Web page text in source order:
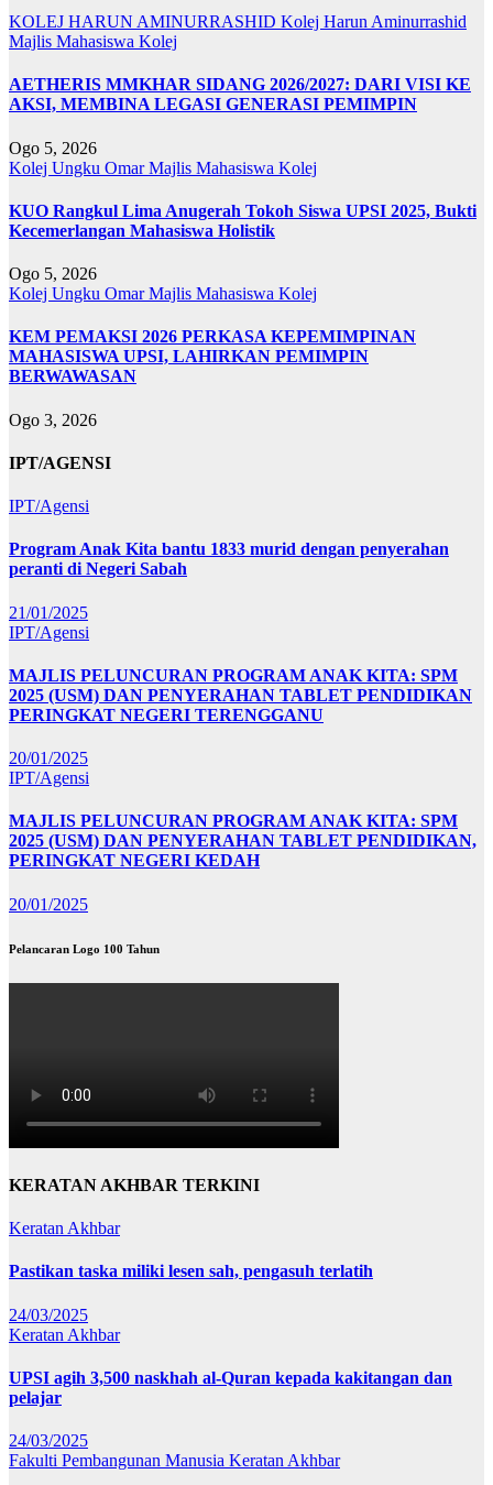
KOLEJ HARUN AMINURRASHID Kolej Harun Aminurrashid
Majlis Mahasiswa Kolej
AETHERIS MMKHAR SIDANG 2026/2027: DARI VISI KE
AKSI, MEMBINA LEGASI GENERASI PEMIMPIN
Ogo 5, 2026
Kolej Ungku OmarMajlis Mahasiswa Kolej
KUO Rangkul Lima Anugerah Tokoh Siswa UPSI 2025, Bukti
Kecemerlangan Mahasiswa Holistik
Ogo 5, 2026
Kolej Ungku OmarMajlis Mahasiswa Kolej
KEM PEMAKSI 2026 PERKASA KEPEMIMPINAN
MAHASISWA UPSI, LAHIRKAN PEMIMPIN
BERWAWASAN
Ogo 3, 2026
IPT/AGENSI
IPT/Agensi
Program Anak Kita bantu 1833 murid dengan penyerahan
peranti di Negeri Sabah
21/01/2025
IPT/Agensi
MAJLIS PELUNCURAN PROGRAM ANAK KITA: SPM
2025 (USM) DAN PENYERAHAN TABLET PENDIDIKAN
PERINGKAT NEGERI TERENGGANU
20/01/2025
IPT/Agensi
MAJLIS PELUNCURAN PROGRAM ANAK KITA: SPM
2025 (USM) DAN PENYERAHAN TABLET PENDIDIKAN,
PERINGKAT NEGERI KEDAH
20/01/2025
Pelancaran Logo 100 Tahun
KERATAN AKHBAR TERKINI
Keratan Akhbar
Pastikan taska miliki lesen sah, pengasuh terlatih
24/03/2025
Keratan Akhbar
UPSI agih 3,500 naskhah al-Quran kepada kakitangan dan
pelajar
24/03/2025
Fakulti Pembangunan Manusia Keratan Akhbar